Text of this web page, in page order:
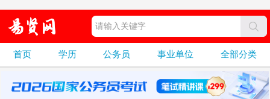
首页 学历 公务员 事业单位 全部分类